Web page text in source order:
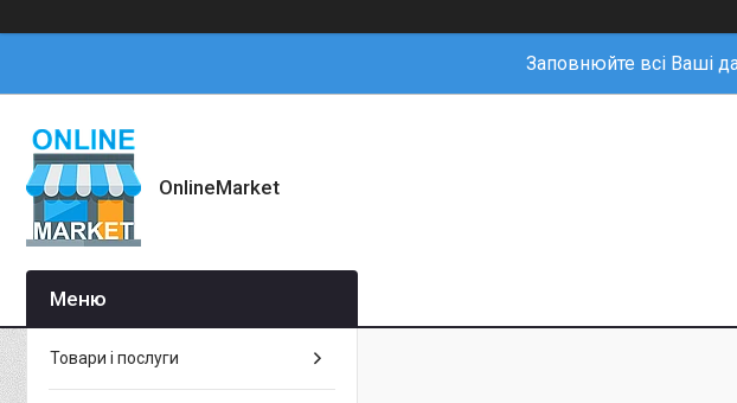
Заповнюйте всі Ваші
OnlineMarket
Товари і послуги